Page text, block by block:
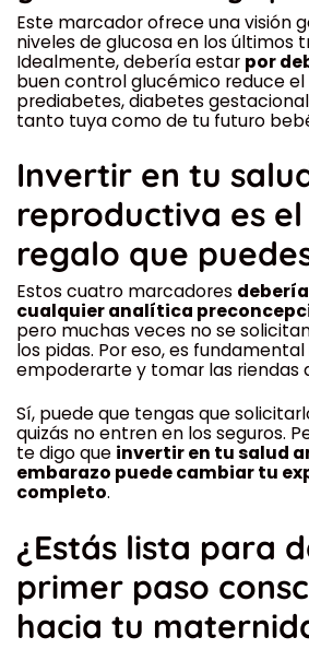
Este marcador ofrece una visión
niveles de glucosa en los últimos
Idealmente, debería estar por
buen control glucémico reduce el
prediabetes, diabetes
tanto tuya como de tu futuro
Invertir en tu
reproductiva es
regalo que
Estos cuatro marcadores
cualquier analítica
pero muchas veces no se
los pidas. Por eso, es
empoderarte y tomar las riendas
Sí, puede que tengas que
quizás no entren en los seguros.
te digo que invertir en tu salud
embarazo puede cambiar tu
completo.
¿Estás lista para
primer paso
hacia tu